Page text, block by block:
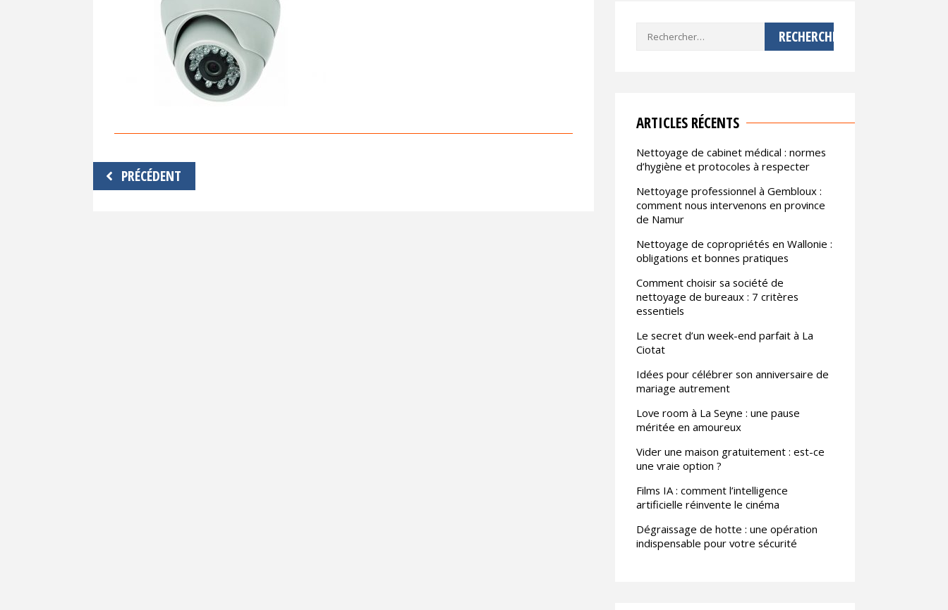
Navigation
de
PRÉCÉDENT
Rechercher :
ARTICLES RÉCENTS
Nettoyage de cabinet médical : normes
d’hygiène et protocoles à respecter
Nettoyage professionnel à Gembloux :
comment nous intervenons en province
de Namur
Nettoyage de copropriétés en Wallonie :
obligations et bonnes pratiques
Comment choisir sa société de
nettoyage de bureaux : 7 critères
essentiels
Le secret d’un week-end parfait à La
Ciotat
Idées pour célébrer son anniversaire de
mariage autrement
Love room à La Seyne : une pause
méritée en amoureux
Vider une maison gratuitement : est-ce
une vraie option ?
Films IA : comment l’intelligence
artificielle réinvente le cinéma
Dégraissage de hotte : une opération
indispensable pour votre sécurité